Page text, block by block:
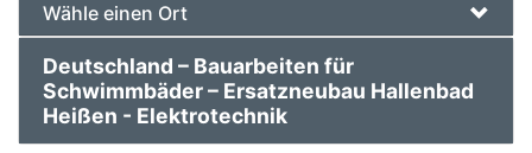
Wähle einen Ort
Deutschland – Bauarbeiten für
Schwimmbäder – Ersatzneubau Hallenbad
Heißen - Elektrotechnik